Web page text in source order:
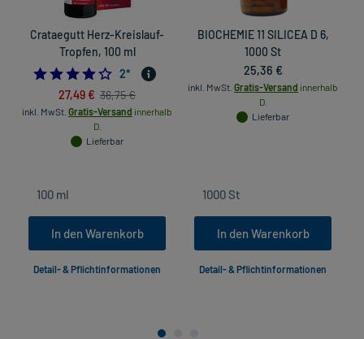
Crataegutt Herz-Kreislauf-
Tropfen, 100 ml
4.0
2*
27,49 € 36,75 €
inkl. MwSt. Gratis-Versand innerhalb
D.
Lieferbar
In den Warenkorb
Detail- & Pflichtinformationen
BIOCHEMIE 11 SILICEA D 6,
1000 St
25,36 €
inkl. MwSt. Gratis-Versand innerhalb
D.
Lieferbar
In den Warenkorb
Detail- & Pflichtinformationen